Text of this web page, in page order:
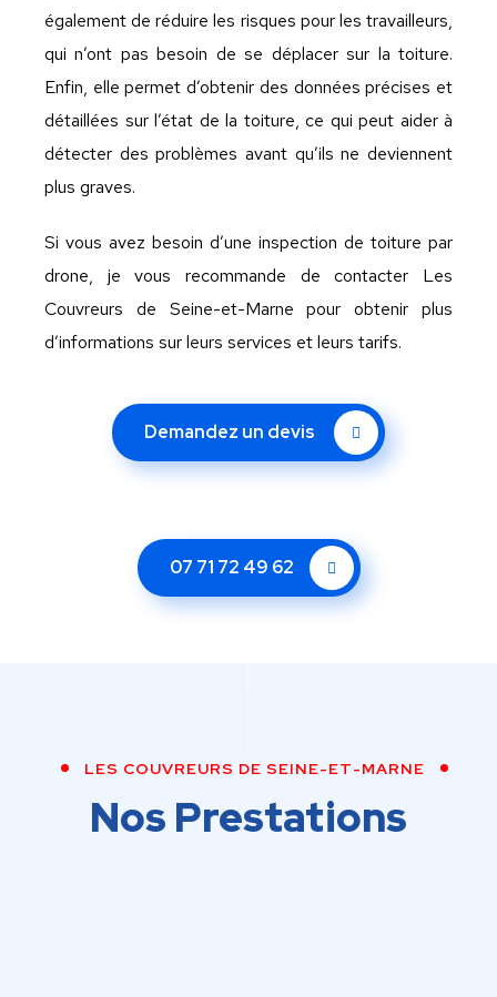
07 71 72 49 62
également de réduire les risques pour les travailleurs,
qui n’ont pas besoin de se déplacer sur la toiture.
Enfin, elle permet d’obtenir des données précises et
détaillées sur l’état de la toiture, ce qui peut aider à
détecter des problèmes avant qu’ils ne deviennent
plus graves.
Si vous avez besoin d’une inspection de toiture par
drone, je vous recommande de contacter Les
Couvreurs de Seine-et-Marne pour obtenir plus
d’informations sur leurs services et leurs tarifs.
Demandez un devis
LES COUVREURS DE SEINE-ET-MARNE
Nos Prestations